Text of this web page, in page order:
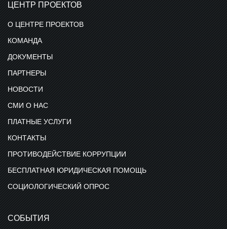
ЦЕНТР ПРОЕКТОВ
О ЦЕНТРЕ ПРОЕКТОВ
КОМАНДА
ДОКУМЕНТЫ
ПАРТНЕРЫ
НОВОСТИ
СМИ О НАС
ПЛАТНЫЕ УСЛУГИ
КОНТАКТЫ
ПРОТИВОДЕЙСТВИЕ КОРРУПЦИИ
БЕСПЛАТНАЯ ЮРИДИЧЕСКАЯ ПОМОЩЬ
СОЦИОЛОГИЧЕСКИЙ ОПРОС
СОБЫТИЯ